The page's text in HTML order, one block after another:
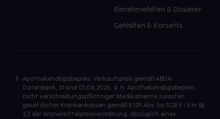
Einnehmehilfen & Dosierer
Gehhilfen & Korsetts
1
Apothekenabgabepreis: Verkaufspreis gemäß ABDA-
Datenbank, Stand 01.08.2026, d. h. Apothekenabgabepreis
nicht verschreibungspflichtiger Medikamente zulasten
gesetzlicher Krankenkassen gemäß § 129 Abs. 5a SGB V i.V.m §§
2,3 der Arzneimittelpreisverordnung, abzüglich eines